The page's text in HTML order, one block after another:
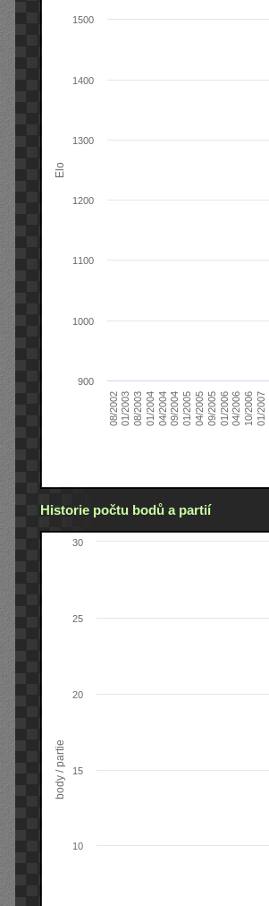
Elo
08/200201/200308/200301/200404/200409/200401/200504/200509/200501/200604/200610/200601/2007
900
1000
1100
1200
1300
1400
1500
Historie počtu bodů a partií
body / partie
10
15
20
25
30